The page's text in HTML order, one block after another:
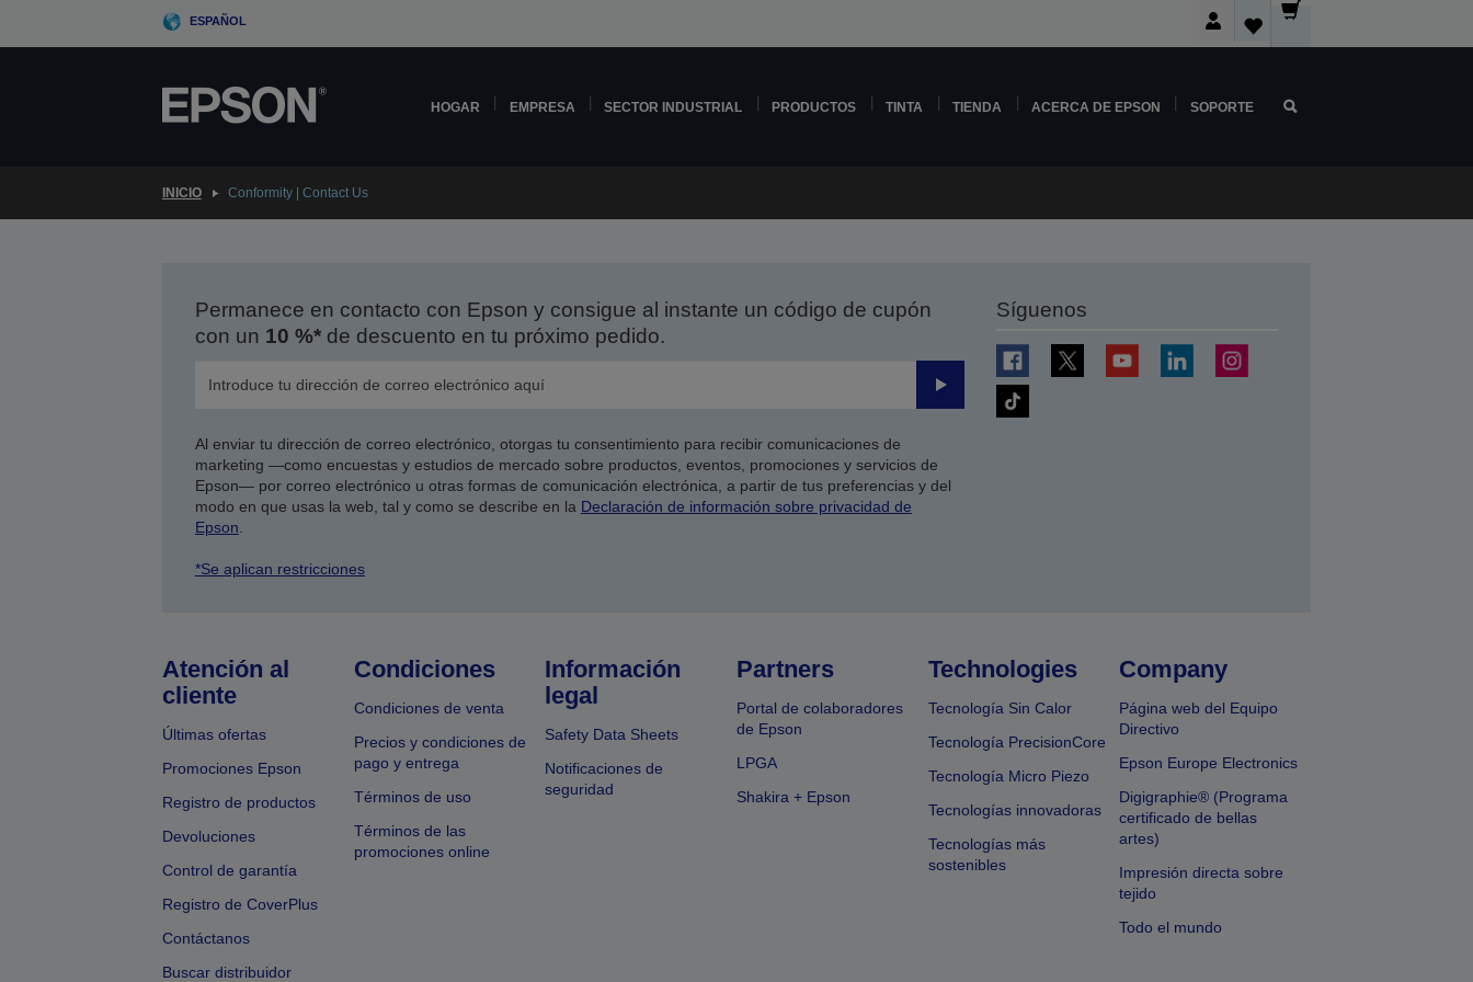
ESPAÑOL
HOGAR EMPRESA SECTOR INDUSTRIAL PRODUCTOS TINTA TIENDA ACERCA DE EPSON SOPORTE
INICIO Conformity | Contact Us
Permanece en contacto con Epson y consigue al instante un código de cupón
con un 10 %*de descuento en tu próximo pedido.
Enviar
Al enviar tu dirección de correo electrónico, otorgas tu consentimiento para recibir comunicaciones de
marketing —como encuestas y estudios de mercado sobre productos, eventos, promociones y servicios de
Epson— por correo electrónico u otras formas de comunicación electrónica, a partir de tus preferencias y del
modo en que usas la web, tal y como se describe en la Declaración de información sobre privacidad de
Epson
*Se aplican restricciones
Síguenos
Atención al
cliente
Últimas ofertas
Promociones Epson
Registro de productos
Devoluciones
Control de garantía
Registro de CoverPlus
Contáctanos
Buscar distribuidor
Condiciones
Condiciones de venta
Precios y condiciones de
pago y entrega
Términos de uso
Términos de las
promociones online
Información
legal
Safety Data Sheets
Notificaciones de
seguridad
Partners
Portal de colaboradores
de Epson
LPGA
Shakira + Epson
Technologies
Tecnología Sin Calor
Tecnología PrecisionCore
Tecnología Micro Piezo
Tecnologías innovadoras
Tecnologías más
sostenibles
Company
Página web del Equipo
Directivo
Epson Europe Electronics
Digigraphie® (Programa
certificado de bellas
artes)
Impresión directa sobre
tejido
Todo el mundo